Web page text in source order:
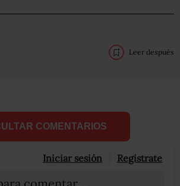
Leer después
COMENTARIOS
Iniciar sesión Registrate